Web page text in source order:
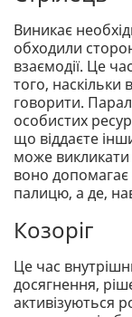
Виникає
обходили
взаємодії. Це
того, наскільки
говорити.
особистих
що віддаєте
може
воно допомагає
палицю, а де,
Козоріг
Це час
досягнення,
активізуються